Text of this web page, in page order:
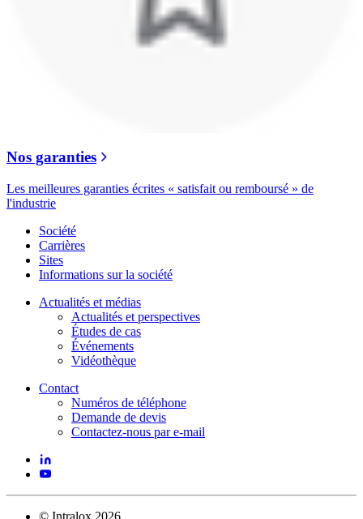
Nos garanties
Les meilleures garanties écrites « satisfait ou remboursé » de
l'industrie
Société
Carrières
Sites
Informations sur la société
Actualités et médias
Actualités et perspectives
Études de cas
Événements
Vidéothèque
Contact
Numéros de téléphone
Demande de devis
Contactez-nous par e-mail
© Intralox 2026